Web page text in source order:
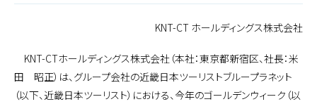
KNT-CT ホールディングス株式会社
KNT-CTホールディングス株式会社（本社：東京都新宿区、社長：米
田 昭正）は、グループ会社の近畿日本ツーリストブループラネット
（以下、近畿日本ツーリスト）における、今年のゴールデンウィーク（以